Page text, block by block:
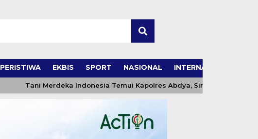
PERISTIWA EKBIS SPORT NASIONAL INTERNASIONAL
Tani Merdeka Indonesia Temui Kapolres Abdya, Sinergi Kawal